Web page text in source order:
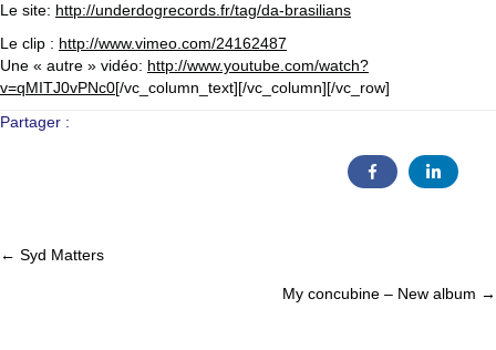
Le site: http://underdogrecords.fr/tag/da-brasilians
Le clip : http://www.vimeo.com/24162487
Une « autre » vidéo: http://www.youtube.com/watch?
v=qMITJ0vPNc0[/vc_column_text][/vc_column][/vc_row]
Partager :
Posts
← Syd Matters
My concubine – New album →